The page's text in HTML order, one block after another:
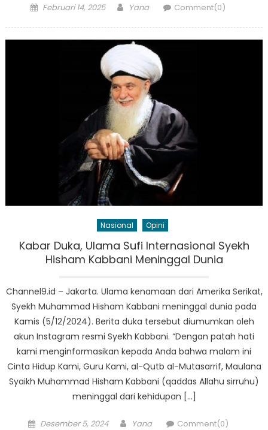
Posted
Februari 14, 2025 Author
Yana Comment(0)
Nasional Opini
Kabar Duka, Ulama Sufi Internasional Syekh
Hisham Kabbani Meninggal Dunia
Channel9.id – Jakarta. Ulama kenamaan dari Amerika Serikat,
Syekh Muhammad Hisham Kabbani meninggal dunia pada
Kamis (5/12/2024). Berita duka tersebut diumumkan oleh
akun Instagram resmi Syekh Kabbani. “Dengan patah hati
kami menginformasikan kepada Anda bahwa malam ini
Cinta Hidup Kami, Guru Kami, al-Qutb al-Mutasarrif, Maulana
Syaikh Muhammad Hisham Kabbani (qaddas Allahu sirruhu)
meninggal dari kehidupan […]
Posted
Desember 5, 2024 Author
Yana Comment(0)